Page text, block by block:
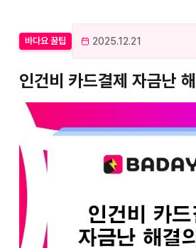
바다요 꿀팁 2025.12.21
인건비 카드결제 자금난